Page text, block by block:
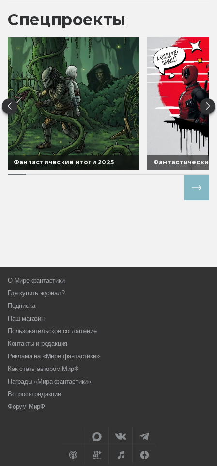
Спецпроекты
Фантастические итоги 2025 Фантастические
О Мире фантастики
Где купить журнал?
Подписка
Наш магазин
Пользовательское соглашение
Контакты и редакция
Реклама на «Мире фантастики»
Как стать автором МирФ
Награды «Мира фантастики»
Вопросы редакции
Форум МирФ